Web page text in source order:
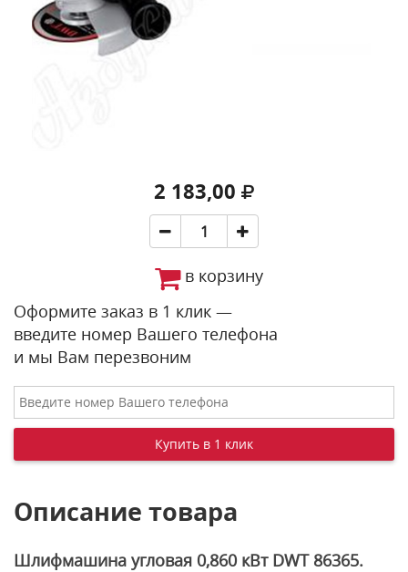
2 183,00
в корзину
Оформите заказ в 1 клик —
введите номер Вашего телефона
и мы Вам перезвоним
Описание товара
Шлифмашина угловая 0,860 кВт DWT 86365.